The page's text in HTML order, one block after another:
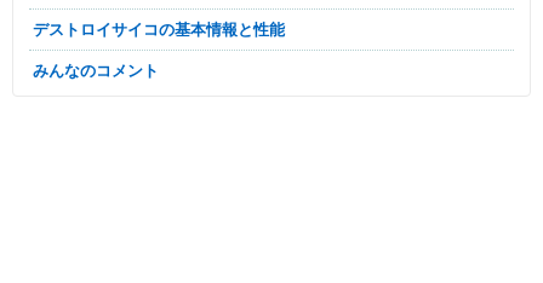
デストロイサイコの基本情報と性能
みんなのコメント